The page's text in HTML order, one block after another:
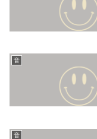
音
音